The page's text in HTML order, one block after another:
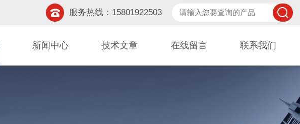
服务热线：15801922503
新闻中心 技术文章 在线留言 联系我们